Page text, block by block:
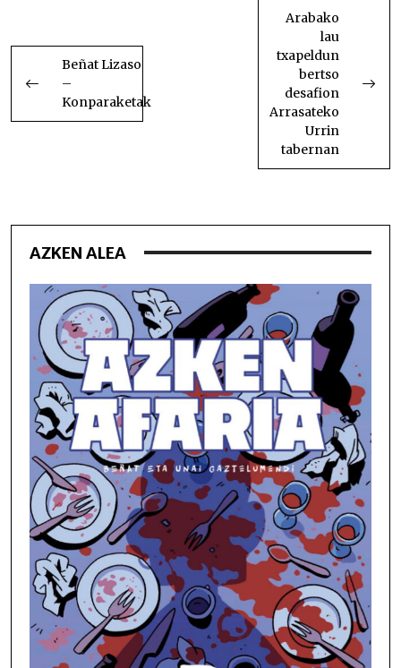
NABIGATU
Beñat Lizaso
–
Konparaketak
Arabako
lau
txapeldun
bertso
desafion
Arrasateko
Urrin
tabernan
AZKEN ALEA